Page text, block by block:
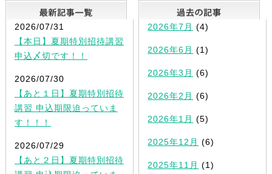
最新記事一覧
2026/07/31
【本日】夏期特別招待講習
申込〆切です！！
2026/07/30
【あと１日】夏期特別招待
講習 申込期限迫っていま
す！！！
2026/07/29
【あと２日】夏期特別招待
2026年7月 (4)
2026年6月 (1)
2026年3月 (6)
2026年2月 (6)
2026年1月 (5)
2025年12月 (6)
2025年11月 (1)